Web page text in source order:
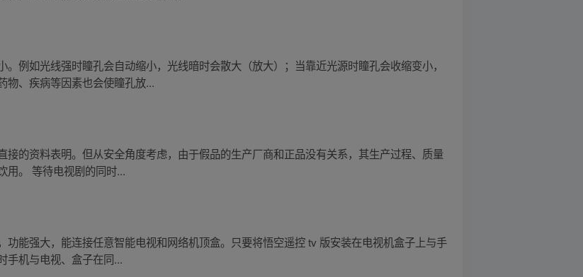
例如光线强时瞳孔会自动缩小，光线暗时会散大（放大）；当靠近光源时瞳孔会收缩变小，
物、疾病等因素也会使瞳孔放...
的资料表明。但从安全角度考虑，由于假品的生产厂商和正品没有关系，其生产过程、质量
用。 等待电视剧的同时...
能强大，能连接任意智能电视和网络机顶盒。只要将悟空遥控 tv 版安装在电视机盒子上与手
手机与电视、盒子在同...